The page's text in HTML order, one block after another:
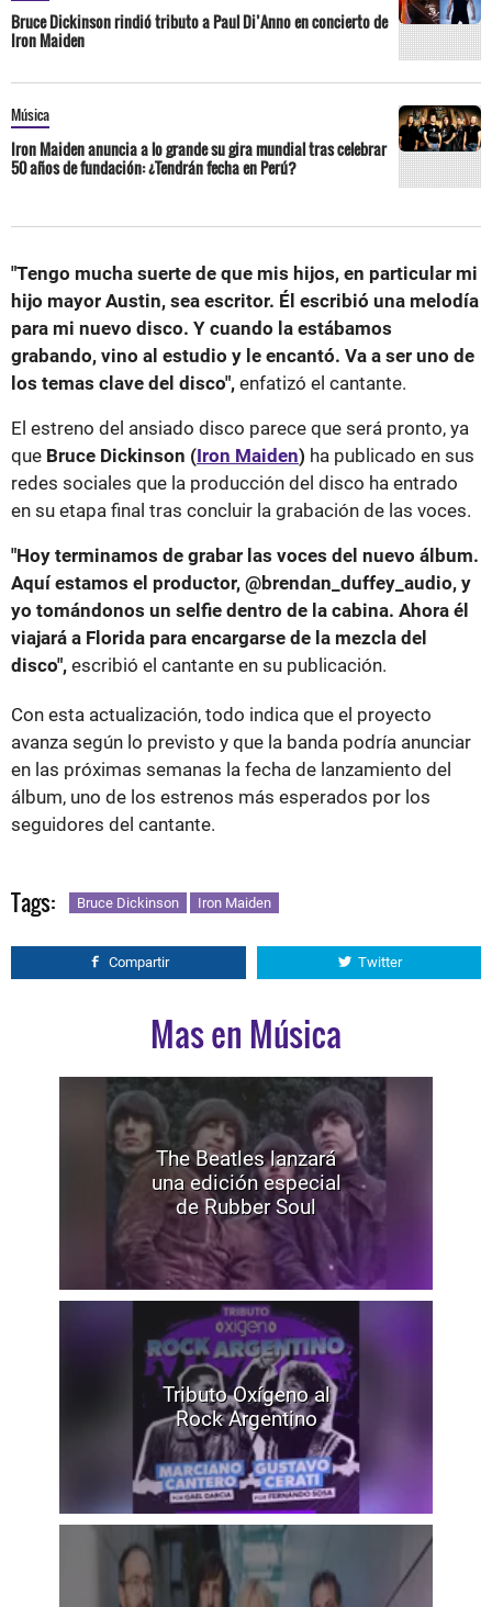
Bruce Dickinson rindió tributo a Paul Di’Anno en concierto de
Iron Maiden
Música
Iron Maiden anuncia a lo grande su gira mundial tras celebrar
50 años de fundación: ¿Tendrán fecha en Perú?
"Tengo mucha suerte de que mis hijos, en particular mi
hijo mayor Austin, sea escritor. Él escribió una melodía
para mi nuevo disco. Y cuando la estábamos
grabando, vino al estudio y le encantó. Va a ser uno de
los temas clave del disco", enfatizó el cantante.
El estreno del ansiado disco parece que será pronto, ya
que Bruce Dickinson (Iron Maiden) ha publicado en sus
redes sociales que la producción del disco ha entrado
en su etapa final tras concluir la grabación de las voces.
"Hoy terminamos de grabar las voces del nuevo álbum.
Aquí estamos el productor, @brendan_duffey_audio, y
yo tomándonos un selfie dentro de la cabina. Ahora él
viajará a Florida para encargarse de la mezcla del
disco", escribió el cantante en su publicación.
Con esta actualización, todo indica que el proyecto
avanza según lo previsto y que la banda podría anunciar
en las próximas semanas la fecha de lanzamiento del
álbum, uno de los estrenos más esperados por los
seguidores del cantante.
Tags: Bruce Dickinson Iron Maiden
Compartir Twitter
Mas en Música
The Beatles lanzará
una edición especial
de Rubber Soul
Tributo Oxígeno al
Rock Argentino